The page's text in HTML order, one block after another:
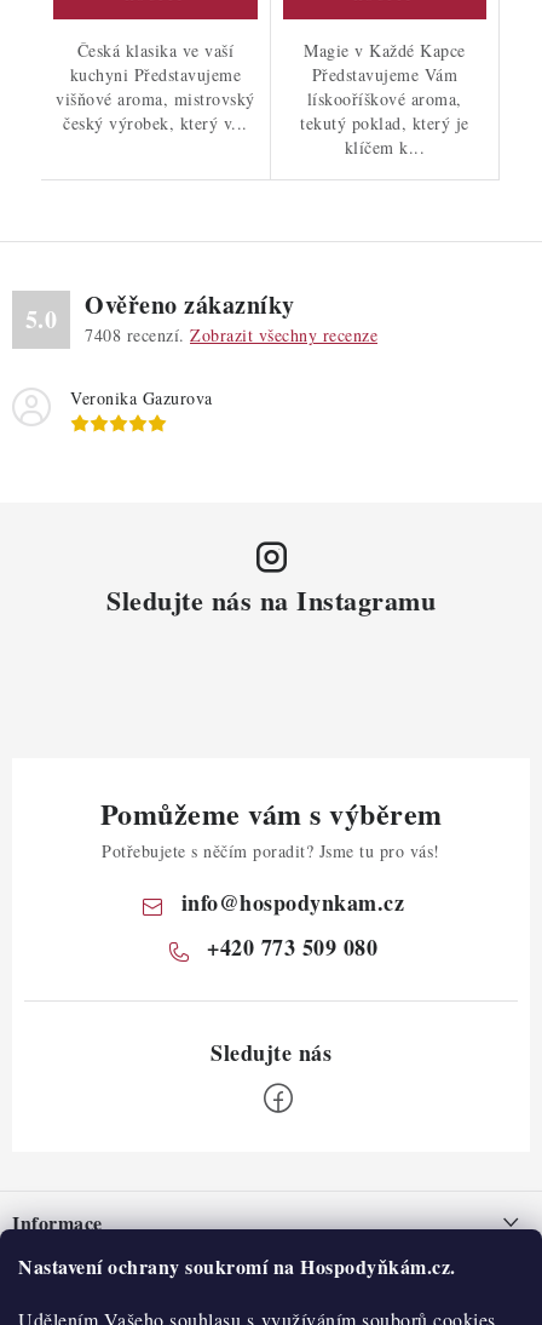
Nastavení ochrany soukromí na Hospodyňkám.cz.
Udělením Vašeho souhlasu s využíváním souborů cookies
Česká klasika ve vaší
kuchyni Představujeme
višňové aroma, mistrovský
český výrobek, který v...
Magie v Každé Kapce
Představujeme Vám
lískooříškové aroma,
tekutý poklad, který je
klíčem k...
5.0 Ověřeno zákazníky
7408 recenzí. Zobrazit všechny recenze
Veronika Gazurova
Sledujte nás na Instagramu
Pomůžeme vám s výběrem
Potřebujete s něčím poradit? Jsme tu pro vás!
info@hospodynkam.cz
+420 773 509 080
pInformace
Nepřevzetí zásilky na dobírku
Obchodní podmínky
O nás